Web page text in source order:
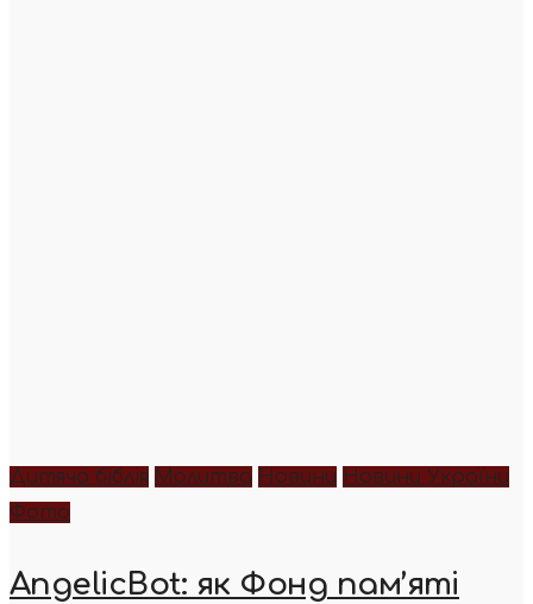
Дитяча біблія Молитва Новини Новини України
Фото
AngelicBot: як Фонд пам’яті